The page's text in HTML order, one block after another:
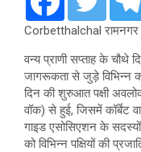
Corbetthalchal रामनगर
वन्य प्राणी सप्ताह के चौथे
जागरूकता से जुड़े विभिन्न
दिन की शुरुआत पक्षी
वॉक) से हुई, जिसमें कॉर्बेट
गाइड एसोसिएशन के
को विभिन्न पक्षियों की